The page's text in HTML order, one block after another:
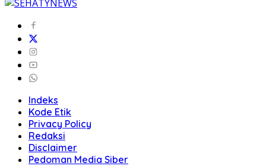
Indeks
Kode Etik
Privacy Policy
Redaksi
Disclaimer
Pedoman Media Siber